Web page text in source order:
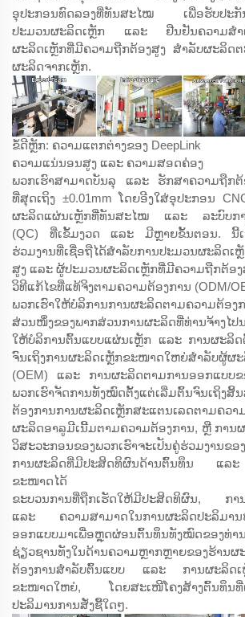
ອຸປະກອນທົດລອງທີ່ທັນສະໄໝ ເພື່ອຮັບປະກັນ
ປະມວນຜະລິດເຫຼັກ ແລະ ຢືນຢັນຄວາມສຳເ
ຜະລິດເຫຼັກທີ່ມີຄວາມຖືກຕ້ອງສູງ ສຳລັບຜະລິດ
ຜະລິດຈາກເຫຼັກ.
ຂໍ້ດີຫຼັກ: ຄວາມແຕກຕ່າງຂອງ DeepLink
ຄວາມແນ່ນອນສູງ ແລະ ຄວາມສອດຄ່ອງ
ພວກເຮົາສາມາດບັນລຸ ແລະ ຮັກສາຄວາມຖືກຕ້
ທີ່ສຸດເຖິງ ±0.01mm ໂດຍອີງໃສ່ອຸປະກອນ
ຜະລິດແຜ່ນເຫຼັກທີ່ທັນສະໄໝ ແລະ ລະບົບກາ
(QC) ທີ່ເຂັ້ມງວດ ແລະ ມີຫຼາຍຂັ້ນຕອນ. ນີ້ເ
ຮ່ວມງານທີ່ເຊື່ອຖືໄດ້ສຳລັບການປະມວນຜະລິດເ
ສູງ ແລະ ຜູ້ປະມວນຜະລິດເຫຼັກທີ່ມີຄວາມຖືກຕ້ອງ
ວິທີແກ້ໄຂທີ່ແທ້ຈິງຕາມຄວາມຕ້ອງການ (ODM/
ພວກເຮົາໃຫ້ບໍລິການການຜະລິດຕາມຄວາມຕ້ອງ
ສ່ວນໜຶ່ງຂອງພາກສ່ວນການຜະລິດທີ່ທ່ານຈ້າງໄປ
ໃຫ້ບໍລິການຕົ້ນແບບແຜ່ນເຫຼັກ ແລະ ການຜະລິດ
ຈົນເຖິງການຜະລິດເຫຼັກຂະໜາດໃຫຍ່ສຳລັບຜູ້ຜ
(OEM) ແລະ ການຜະລິດຕາມການອອກແບບ
ພວກເຮົາຈັດການທັງໝົດຕັ້ງແຕ່ເລີ່ມຕົ້ນຈົນເຖິ
ຕ້ອງການການຜະລິດເຫຼັກສະແຕນເລດຕາມຄ
ຜະລິດອາລູມີເນີ້ມຕາມຄວາມຕ້ອງການ, ຫຼື ການ
ວິສະວະກອນຂອງພວກເຮົາຈະເປັນຄູ່ຮ່ວມງານຂອ
ການຜະລິດທີ່ມີປະສິດທິຜົນດ້ານຕົ້ນທຶນ ແລ
ຂະໜາດໄດ້
ຂະບວນການທີ່ຖືກເຮັດໃຫ້ມີປະສິດທິຜົນ, ການ
ແລະ ຄວາມສາມາດໃນການຜະລິດປະລິມານ
ອອກແບບມາເພື່ອຫຼຸດຜ່ອນຕົ້ນທຶນທັງໝົດຂອງ
ຊ່ຽວຊານທັງໃນດ້ານຄວາມຫຼາກຫຼາຍຂອງຮ້ານຜ
ຕ້ອງການສຳລັບຕົ້ນແບບ ແລະ ການຜະລິດເ
ຂະໜາດໃຫຍ່, ໂດຍສະເໜີໂຄງສ້າງຕົ້ນທຶນທີ່
ປະລິມານການສັ່ງຊື້ໃດໆ.